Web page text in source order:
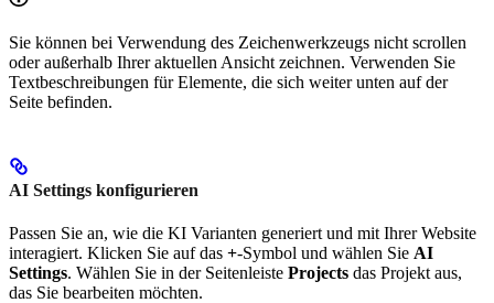
Sie können bei Verwendung des Zeichenwerkzeugs nicht scrollen
oder außerhalb Ihrer aktuellen Ansicht zeichnen. Verwenden Sie
Textbeschreibungen für Elemente, die sich weiter unten auf der
Seite befinden.
AI Settings konfigurieren
Passen Sie an, wie die KI Varianten generiert und mit Ihrer Website
interagiert. Klicken Sie auf das +-Symbol und wählen Sie AI
Settings. Wählen Sie in der Seitenleiste Projects das Projekt aus,
das Sie bearbeiten möchten.